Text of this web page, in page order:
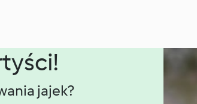
jajek?